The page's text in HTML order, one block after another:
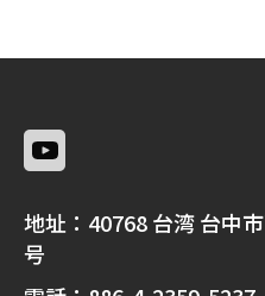
地址： 40768 台湾 台中
号